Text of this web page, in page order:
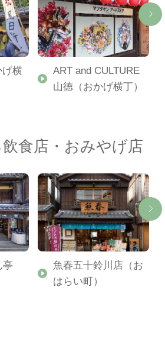
げ横
ART and CULTURE
山徳（おかげ横丁）
食店・おみやげ店
亭
魚春五十鈴川店（お
はらい町）